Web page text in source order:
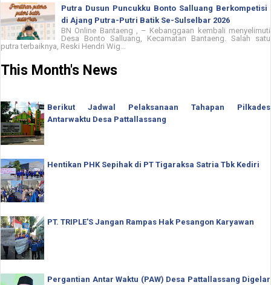
Putra Dusun Puncukku Bonto Salluang Berkompetisi
di Ajang Putra-Putri Batik Se-Sulselbar 2026
BN Online Bantaeng , – Kebanggaan kembali menyelimuti
Desa Bonto Salluang, Kecamatan Bantaeng. Salah satu
putra terbaiknya, Reski Hendri Wig...
This Month's News
Berikut Jadwal Pelaksanaan Tahapan Pilkades
Antarwaktu Desa Pattallassang
Hentikan PHK Sepihak di PT Tigaraksa Satria Tbk Kediri
PT. TRIPLE'S Jangan Rampas Hak Pesangon Karyawan
Pergantian Antar Waktu (PAW) Desa Pattallassang Digelar